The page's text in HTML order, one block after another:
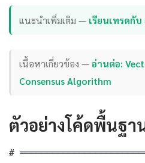
แนะนำเพิ่มเติม — เรียนเทรดกั
เนื้อหาเกี่ยวข้อง —อ่านต่อ:
Consensus Algorithm
ตัวอย่างโค้ดพื้นฐา
#